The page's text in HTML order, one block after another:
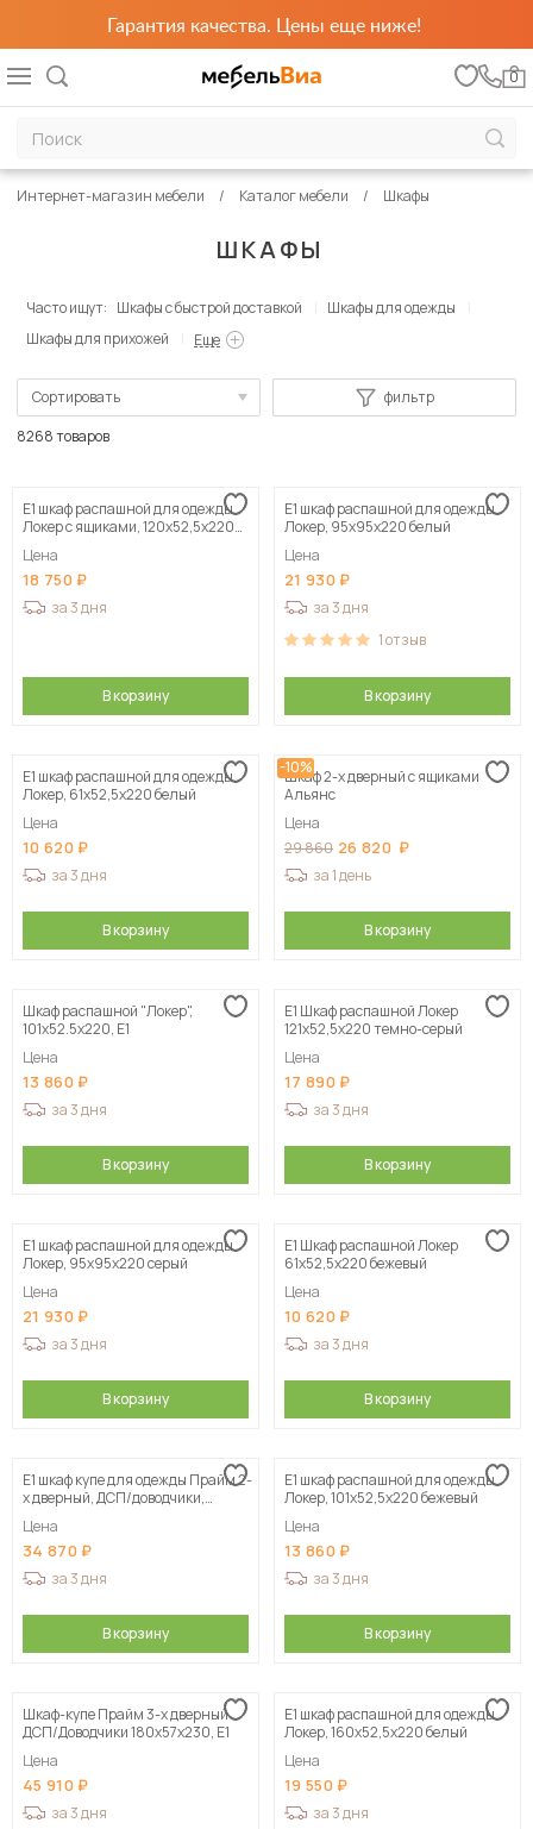
Гарантия качества. Цены еще ниже!
0
ШКАФЫ
Интернет-магазин мебели Каталог мебели Шкафы
Часто ищут: Шкафы с быстрой доставкой
Шкафы для одежды
Шкафы для прихожей
Еще
Сортировать
По популярности
Сначала дорогие
фильтр
8268 товаров
Е1 шкаф распашной для одежды
Локер с ящиками, 120х52,5х220
Цена
18 750
за 3 дня
В корзину
Е1 шкаф распашной для одежды
Локер, 95х95х220 белый
Цена
21 930
за 3 дня
1отзыв
В корзину
Е1 шкаф распашной для одежды
Локер, 61х52,5х220 белый
Цена
10 620
за 3 дня
В корзину
-10%
Шкаф 2-х дверный с ящиками
Альянс
Цена
29 860 26 820
за 1 день
В корзину
Шкаф распашной "Локер",
101х52.5х220, Е1
Цена
13 860
за 3 дня
В корзину
Е1 Шкаф распашной Локер
121x52,5x220 темно-серый
Цена
17 890
за 3 дня
В корзину
Е1 шкаф распашной для одежды
Локер, 95х95х220 серый
Цена
21 930
за 3 дня
В корзину
Е1 Шкаф распашной Локер
61x52,5x220 бежевый
Цена
10 620
за 3 дня
В корзину
Е1 шкаф купе для одежды Прайм 2-
х дверный, ДСП/доводчики,
Цена
34 870
за 3 дня
В корзину
Е1 шкаф распашной для одежды
Локер, 101х52,5х220 бежевый
Цена
13 860
за 3 дня
В корзину
Шкаф-купе Прайм 3-х дверный
ДСП/Доводчики 180х57х230, Е1
Цена
45 910
за 3 дня
Е1 шкаф распашной для одежды
Локер, 160х52,5х220 белый
Цена
19 550
за 3 дня